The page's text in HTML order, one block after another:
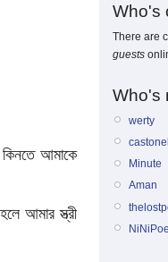
আমাকে
আমার স্ত্রী
Who's
There are
guests
Who's
werty
Minute
Aman